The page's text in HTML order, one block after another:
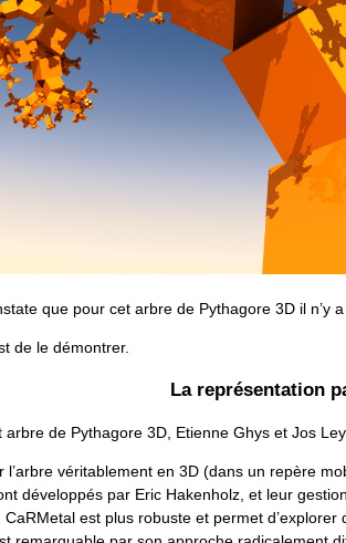
que pour cet arbre de Pythagore 3D il n’y
de le démontrer.
La représentation
de Pythagore 3D, Etienne Ghys et Jos
l’arbre véritablement en 3D (dans un repère
développés par Eric Hakenholz, et leur
est plus robuste et permet